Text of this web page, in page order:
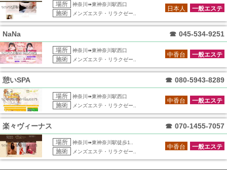
場所 神奈川➠東神奈川駅西口
施術 メンズエステ・リラクゼー..
一般エステ
日本人
NaNa ☎ 045-534-9251
場所 神奈川➠東神奈川駅西口
施術 メンズエステ・リラクゼー..
一般エステ
中香台
憩いSPA ☎ 080-5943-8289
場所 神奈川➠東神奈川駅西口
施術 メンズエステ・リラクゼー..
一般エステ
中香台
楽々ヴィーナス ☎ 070-1455-7057
場所 神奈川➠東神奈川駅徒歩1..
施術 メンズエステ・リラクゼー..
一般エステ
中香台